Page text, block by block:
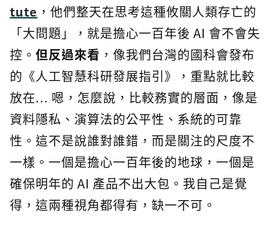
tute ，他們整天在思考這種攸關人類存亡的
「大問題」，就是擔心一百年後 AI 會不會失
控。 但反過來看 ，像我們台灣的國科會發布
的《人工智慧科研發展指引》，重點就比較
放在... 嗯，怎麼說，比較務實的層面，像是
資料隱私、演算法的公平性、系統的可靠
性。這不是說誰對誰錯，而是關注的尺度不
一樣。一個是擔心一百年後的地球，一個是
確保明年的 AI 產品不出大包。我自己是覺
得，這兩種視角都得有，缺一不可。